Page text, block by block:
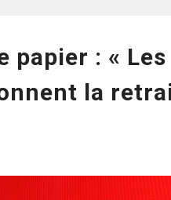
papier : « Les
la